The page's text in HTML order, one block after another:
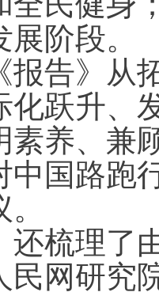
阶段。
告》从
化跃升、
素养、兼
中国路跑
梳理了
民网研究